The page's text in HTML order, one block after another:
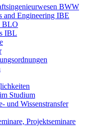
BWW
and Engineering IBE
BLO
IBL
Studium
und Wissenstransfer
Projektseminare